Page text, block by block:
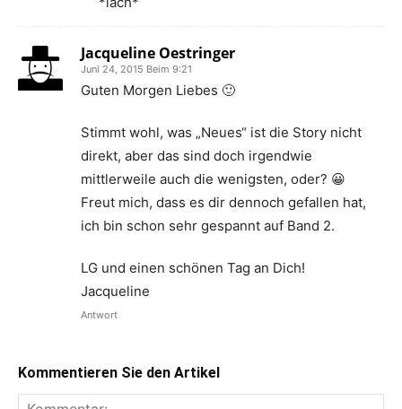
Jacqueline Oestringer
Juni 24, 2015 Beim 9:21
Guten Morgen Liebes 🙂
Stimmt wohl, was „Neues“ ist die Story nicht
direkt, aber das sind doch irgendwie
mittlerweile auch die wenigsten, oder? 😀
Freut mich, dass es dir dennoch gefallen hat,
ich bin schon sehr gespannt auf Band 2.
LG und einen schönen Tag an Dich!
Jacqueline
Antwort
Kommentieren Sie den Artikel